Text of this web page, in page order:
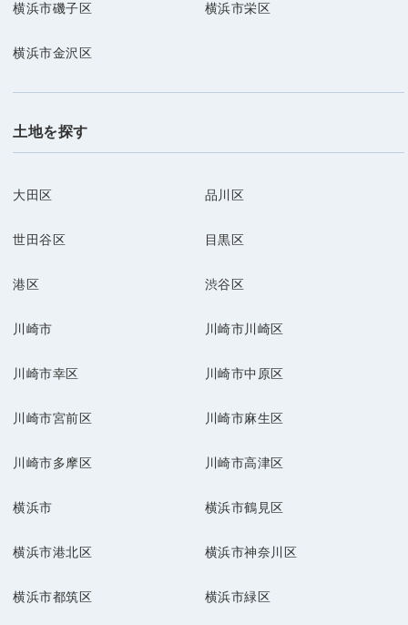
横浜市磯子区 横浜市栄区
横浜市金沢区
土地を探す
大田区 品川区
世田谷区 目黒区
港区 渋谷区
川崎市 川崎市川崎区
川崎市幸区 川崎市中原区
川崎市宮前区 川崎市麻生区
川崎市多摩区 川崎市高津区
横浜市 横浜市鶴見区
横浜市港北区 横浜市神奈川区
横浜市都筑区 横浜市緑区